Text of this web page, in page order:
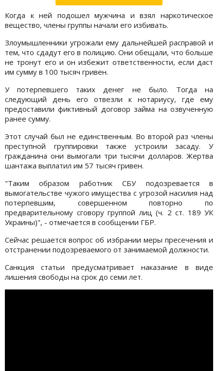
Когда к ней подошел мужчина и взял наркотическое
вещество, члены группы начали его избивать.
Злоумышленники угрожали ему дальнейшей расправой и
тем, что сдадут его в полицию. Они обещали, что больше
не тронут его и он избежит ответственности, если даст
им сумму в 100 тысяч гривен.
У потерпевшего таких денег не было. Тогда на
следующий день его отвезли к нотариусу, где ему
предоставили фиктивный договор займа на озвученную
ранее сумму.
Этот случай был не единственным. Во второй раз члены
преступной группировки также устроили засаду. У
гражданина они вымогали три тысячи долларов. Жертва
шантажа выплатил им 57 тысяч гривен.
"Таким образом работник СБУ подозревается в
вымогательстве чужого имущества с угрозой насилия над
потерпевшим, совершенном повторно по
предварительному сговору группой лиц (ч. 2 ст. 189 УК
Украины)", - отмечается в сообщении ГБР.
Сейчас решается вопрос об избрании меры пресечения и
отстранении подозреваемого от занимаемой должности.
Санкция статьи предусматривает наказание в виде
лишения свободы на срок до семи лет.